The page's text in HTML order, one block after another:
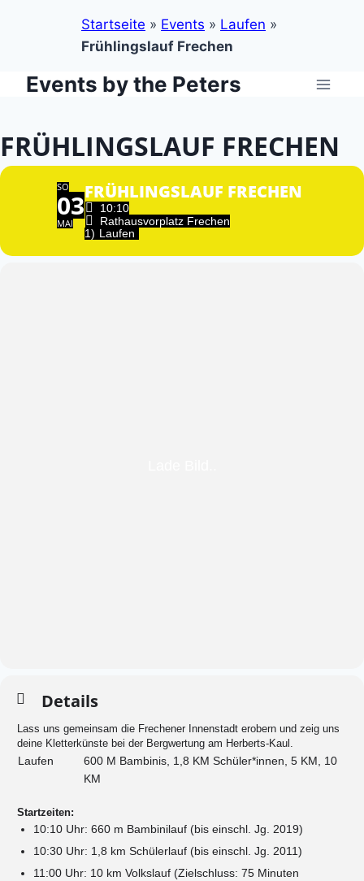
Startseite » Events » Laufen »
Frühlingslauf Frechen
ZumEvents by the Peters
FRÜHLINGSLAUF FRECHEN
SO
03
MAI
FRÜHLINGSLAUF FRECHEN
10:10
Rathausvorplatz Frechen
1) Laufen
Details
Lass uns gemeinsam die Frechener Innenstadt erobern und zeig uns
deine Kletterkünste bei der Bergwertung am Herberts-Kaul.
Laufen
600 M Bambinis, 1,8 KM Schüler*innen, 5 KM, 10
KM
Startzeiten:
10:10 Uhr: 660 m Bambinilauf (bis einschl. Jg. 2019)
10:30 Uhr: 1,8 km Schülerlauf (bis einschl. Jg. 2011)
11:00 Uhr: 10 km Volkslauf (Zielschluss: 75 Minuten